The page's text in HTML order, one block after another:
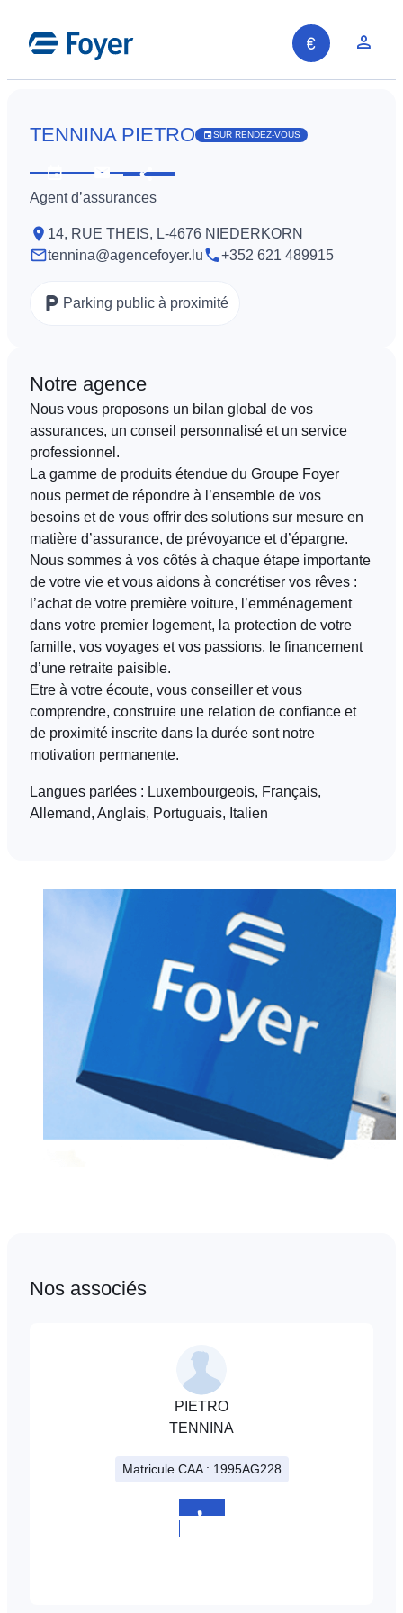
TENNINA PIETRO SUR RENDEZ-VOUS
les
horaires
nous
Partager
Agent d’assurances
14, RUE THEIS, L-4676 NIEDERKORN
tennina@agencefoyer.lu
+352 621 489915
Parking public à proximité
Notre agence
Nous vous proposons un bilan global de vos
assurances, un conseil personnalisé et un service
professionnel.
La gamme de produits étendue du Groupe Foyer
nous permet de répondre à l’ensemble de vos
besoins et de vous offrir des solutions sur mesure en
matière d’assurance, de prévoyance et d’épargne.
Nous sommes à vos côtés à chaque étape importante
de votre vie et vous aidons à concrétiser vos rêves :
l’achat de votre première voiture, l’emménagement
dans votre premier logement, la protection de votre
famille, vos voyages et vos passions, le financement
d’une retraite paisible.
Etre à votre écoute, vous conseiller et vous
comprendre, construire une relation de confiance et
de proximité inscrite dans la durée sont notre
motivation permanente.
Langues parlées : Luxembourgeois, Français,
Allemand, Anglais, Portuguais, Italien
Nos associés
PIETRO
TENNINA
Matricule CAA : 1995AG228